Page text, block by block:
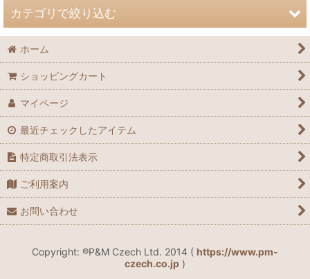
並び順 :
カテゴリで絞り込む
チェコ伝統工芸 木製品 (全商品)
木製おすわりマグネット人形 S
木製おすわり人形 M
木製知育おもちゃ ひも通し
ペンスタンド＆エンピツ
ホーム
ショッピングカート
マイページ
最近チェックしたアイテム
特定商取引法表示
ご利用案内
お問い合わせ
Copyright: ®P&M Czech Ltd. 2014 ( https://www.pm-
czech.co.jp )